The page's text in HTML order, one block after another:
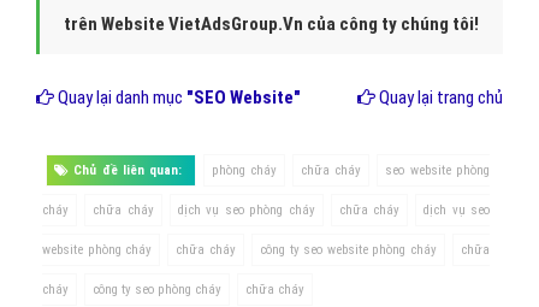
trên Website VietAdsGroup.Vn của công ty chúng tôi!
Quay lại danh mục "SEO Website" Quay lại trang chủ
Chủ đề liên quan: phòng cháy chữa cháy seo website phòng
cháy chữa cháy dịch vụ seo phòng cháy chữa cháy dịch vụ seo
website phòng cháy chữa cháy công ty seo website phòng cháy chữa
cháy công ty seo phòng cháy chữa cháy